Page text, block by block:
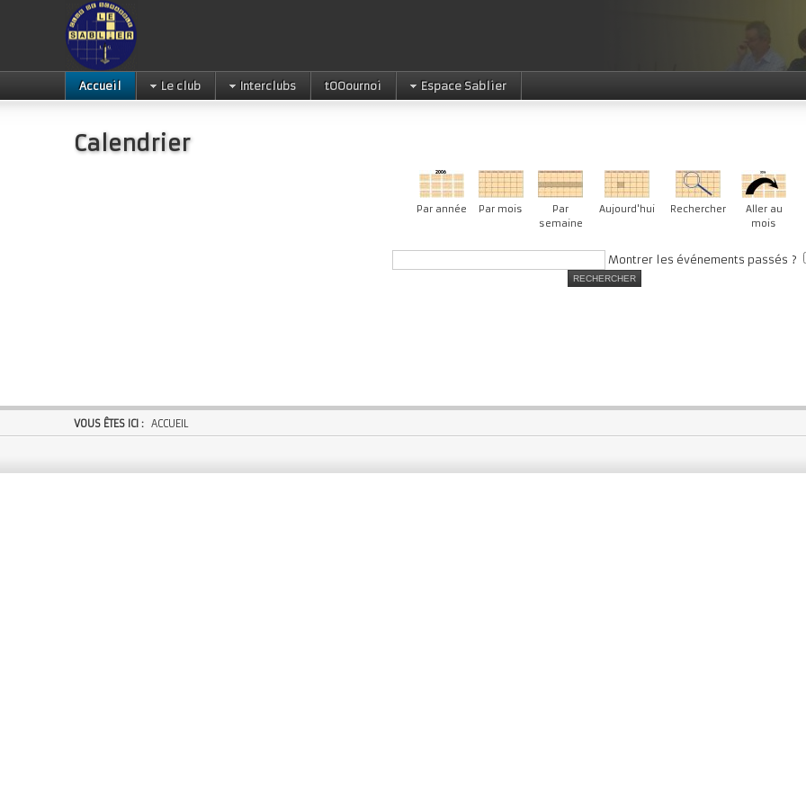
Accueil Le club Interclubs tOOournoi Espace Sablier
Calendrier
Par année Par mois
Par
semaine
Aujourd'hui Rechercher
Aller au
mois
Montrer les événements passés ?
VOUS ÊTES ICI : ACCUEIL